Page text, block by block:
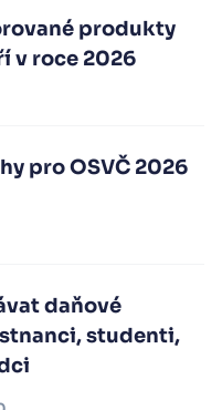
produkty
v roce 2026
pro OSVČ 2026
daňové
studenti,